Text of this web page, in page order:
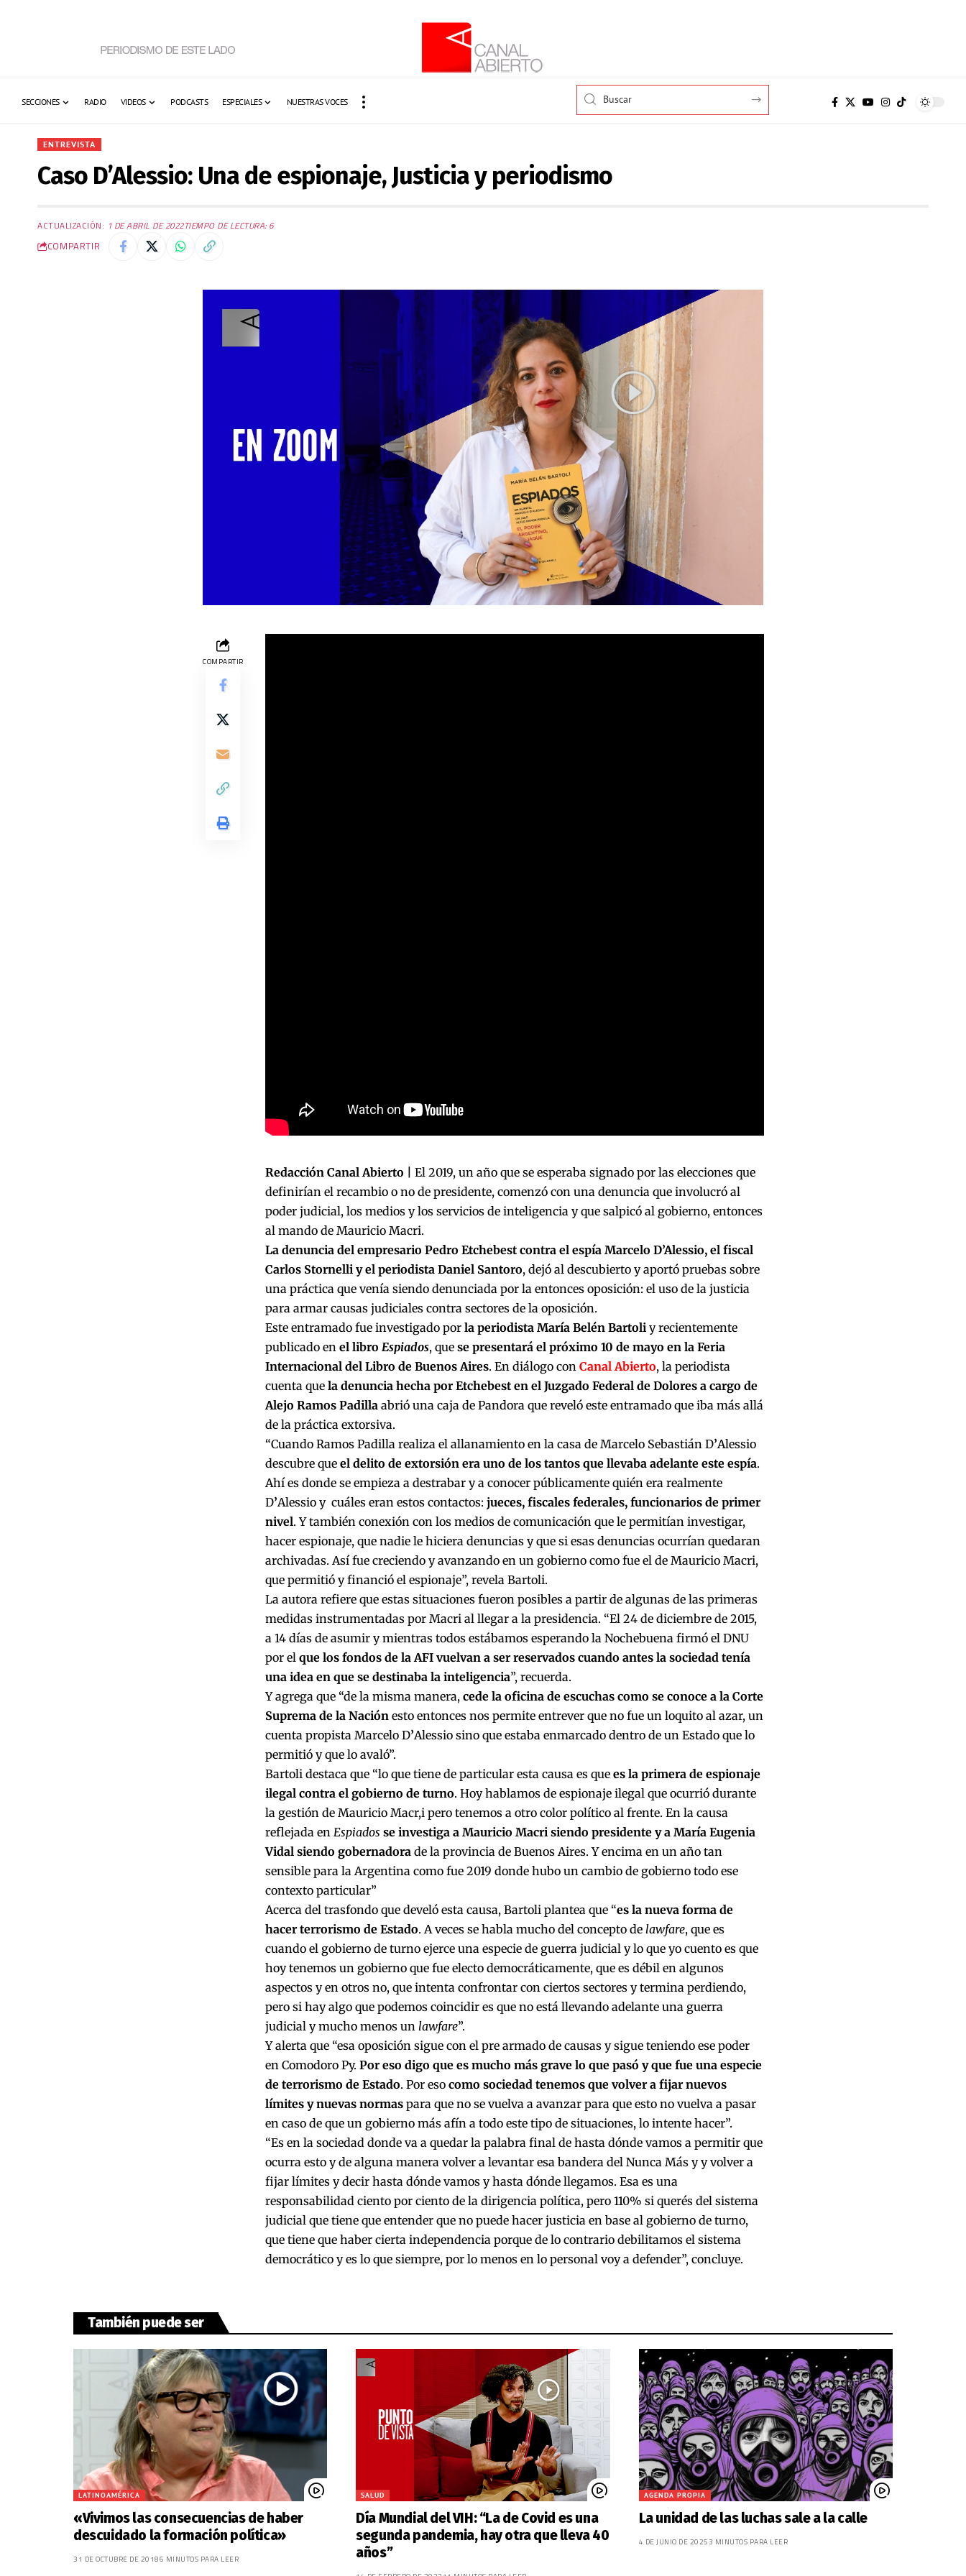
SECCIONES RADIO VIDEOS PODCASTS ESPECIALES NUESTRAS VOCES
ENTREVISTA
Caso D’Alessio: Una de espionaje, Justicia y periodismo
ACTUALIZACIÓN: 1 DE ABRIL DE 2022TIEMPO DE LECTURA: 6
COMPARTIR
COMPARTIR
Redacción Canal Abierto |
El 2019, un año que se esperaba signado por las elecciones que
definirían el recambio o no de presidente, comenzó con una denuncia que involucró al
poder judicial, los medios y los servicios de inteligencia y que salpicó al gobierno, entonces
al mando de Mauricio Macri.
La denuncia del empresario Pedro Etchebest contra el espía Marcelo D’Alessio, el fiscal
Carlos Stornelli y el periodista Daniel Santoro, dejó al descubierto y aportó pruebas sobre
una práctica que venía siendo denunciada por la entonces oposición: el uso de la justicia
para armar causas judiciales contra sectores de la oposición.
Este entramado fue investigado por la periodista María Belén Bartoli y recientemente
publicado en el libro Espiados, que se presentará el próximo 10 de mayo en la Feria
Internacional del Libro de Buenos Aires. En diálogo con Canal Abierto, la periodista
cuenta que la denuncia hecha por Etchebest en el Juzgado Federal de Dolores a cargo de
Alejo Ramos Padilla abrió una caja de Pandora que reveló este entramado que iba más allá
de la práctica extorsiva.
“Cuando Ramos Padilla realiza el allanamiento en la casa de Marcelo Sebastián D’Alessio
descubre que el delito de extorsión era uno de los tantos que llevaba adelante este espía.
Ahí es donde se empieza a destrabar y a conocer públicamente quién era realmente
D’Alessio y cuáles eran estos contactos: jueces, fiscales federales, funcionarios de primer
nivel. Y también conexión con los medios de comunicación que le permitían investigar,
hacer espionaje, que nadie le hiciera denuncias y que si esas denuncias ocurrían quedaran
archivadas. Así fue creciendo y avanzando en un gobierno como fue el de Mauricio Macri,
que permitió y financió el espionaje”, revela Bartoli.
La autora refiere que estas situaciones fueron posibles a partir de algunas de las primeras
medidas instrumentadas por Macri al llegar a la presidencia. “El 24 de diciembre de 2015,
a 14 días de asumir y mientras todos estábamos esperando la Nochebuena firmó el DNU
por el que los fondos de la AFI vuelvan a ser reservados cuando antes la sociedad tenía
una idea en que se destinaba la inteligencia”, recuerda.
Y agrega que “de la misma manera, cede la oficina de escuchas como se conoce a la Corte
Suprema de la Nación esto entonces nos permite entrever que no fue un loquito al azar, un
cuenta propista Marcelo D’Alessio sino que estaba enmarcado dentro de un Estado que lo
permitió y que lo avaló”.
Bartoli destaca que “lo que tiene de particular esta causa es que es la primera de espionaje
ilegal contra el gobierno de turno. Hoy hablamos de espionaje ilegal que ocurrió durante
la gestión de Mauricio Macr,i pero tenemos a otro color político al frente. En la causa
reflejada en Espiados se investiga a Mauricio Macri siendo presidente y a María Eugenia
Vidal siendo gobernadora de la provincia de Buenos Aires. Y encima en un año tan
sensible para la Argentina como fue 2019 donde hubo un cambio de gobierno todo ese
contexto particular”
Acerca del trasfondo que develó esta causa, Bartoli plantea que “es la nueva forma de
hacer terrorismo de Estado. A veces se habla mucho del concepto de lawfare, que es
cuando el gobierno de turno ejerce una especie de guerra judicial y lo que yo cuento es que
hoy tenemos un gobierno que fue electo democráticamente, que es débil en algunos
aspectos y en otros no, que intenta confrontar con ciertos sectores y termina perdiendo,
pero si hay algo que podemos coincidir es que no está llevando adelante una guerra
judicial y mucho menos un lawfare”.
Y alerta que “esa oposición sigue con el pre armado de causas y sigue teniendo ese poder
en Comodoro Py. Por eso digo que es mucho más grave lo que pasó y que fue una especie
de terrorismo de Estado. Por eso como sociedad tenemos que volver a fijar nuevos
límites y nuevas normaspara que no se vuelva a avanzar para que esto no vuelva a pasar
en caso de que un gobierno más afín a todo este tipo de situaciones, lo intente hacer”.
“Es en la sociedad donde va a quedar la palabra final de hasta dónde vamos a permitir que
ocurra esto y de alguna manera volver a levantar esa bandera del Nunca Más y y volver a
fijar límites y decir hasta dónde vamos y hasta dónde llegamos. Esa es una
responsabilidad ciento por ciento de la dirigencia política, pero 110% si querés del sistema
judicial que tiene que entender que no puede hacer justicia en base al gobierno de turno,
que tiene que haber cierta independencia porque de lo contrario debilitamos el sistema
democrático y es lo que siempre, por lo menos en lo personal voy a defender”, concluye.
También puede ser
LATINOAMÉRICA
«Vivimos las consecuencias de haber
descuidado la formación política»
31 DE OCTUBRE DE 20186 MINUTOS PARA LEER
SALUD
Día Mundial del VIH: “La de Covid es una
segunda pandemia, hay otra que lleva 40
años”
AGENDA PROPIA
La unidad de las luchas sale a la calle
4 DE JUNIO DE 2025 3 MINUTOS PARA LEER